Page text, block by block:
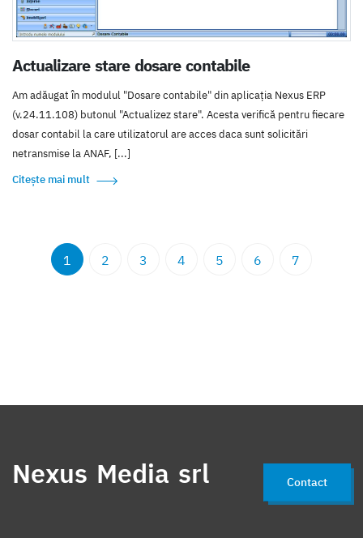
Actualizare stare dosare contabile
Am adăugat în modulul "Dosare contabile" din aplicația Nexus ERP
(v.24.11.108) butonul "Actualizez stare". Acesta verifică pentru fiecare
dosar contabil la care utilizatorul are acces daca sunt solicitări
netransmise la ANAF, [...]
Citește mai mult
1 2 3 4 5 6 7
Nexus Media srl Contact